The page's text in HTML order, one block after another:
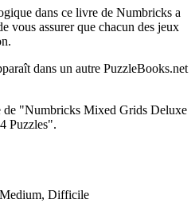
dans ce livre de Numbricks a
vous assurer que chacun des jeux
dans un autre PuzzleBooks.net
de "Numbricks Mixed Grids Deluxe
Puzzles".
Difficile